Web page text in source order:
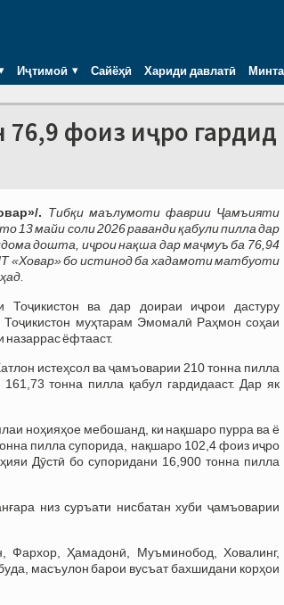
Иҷтимоӣ Сайёҳӣ Хариди давлатӣ
76,9 фоиз иҷро гардид
. Тибқи маълумоти фаврии Ҷамъияти
13 майи соли 2026 раванди қабули пилла дар
дошта, иҷрои нақша дар маҷмуъ ба 76,94
«Ховар» бо истинод ба хадамоти матбуоти
Тоҷикистон ва дар доираи иҷрои дастуру
муҳтарам Эмомалӣ Раҳмон соҳаи
ёфтааст.
истеҳсол ва ҷамъоварии 210 тонна пилла
тонна пилла қабул гардидааст. Дар як
ноҳияҳое мебошанд, ки нақшаро пурра ва ё
пилла супорида, нақшаро 102,4 фоиз иҷро
Дӯстӣ бо супоридани 16,900 тонна пилла
низ суръати нисбатан хуби ҷамъоварии
Фархор, Ҳамадонӣ, Муъминобод, Ховалинг,
масъулон барои вусъат бахшидани корҳои